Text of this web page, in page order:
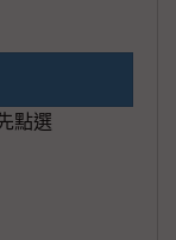
點選